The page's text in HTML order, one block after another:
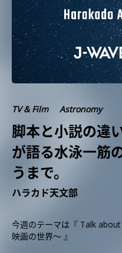
TV & Film Astronomy
脚本と小説の違
が語る水泳一筋
うまで。
ハラカド天文部
今週のテーマは『 Talk
映画の世界〜 』